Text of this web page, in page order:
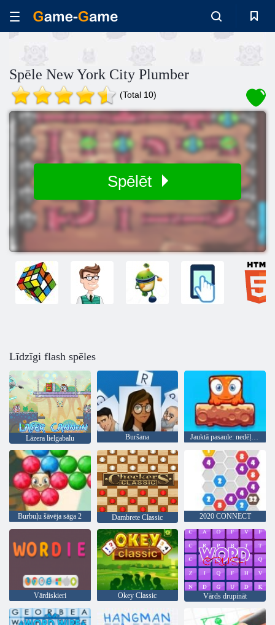
Spēle New York City Plumber
(Total 10)
Spēlēt
Līdzīgi flash spēles
Lāzera lielgabalu Buršana Jauktā pasaule: nedēļas nogale
Burbuļu šāvēja sāga 2 Dambrete Classic 2020 CONNECT
Vārdiskieri Okey Classic Vārds drupināt